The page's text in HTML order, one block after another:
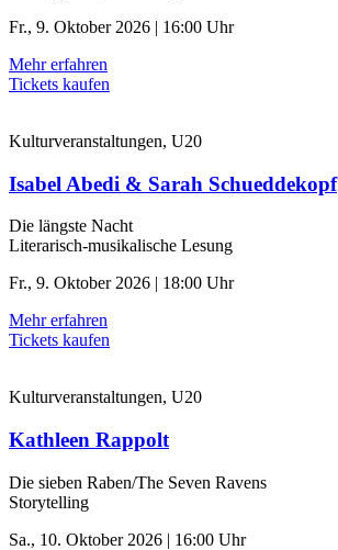
Fr., 9. Oktober 2026 | 16:00 Uhr
Mehr erfahren
Tickets kaufen
Kulturveranstaltungen, U20
Isabel Abedi & Sarah Schueddekopf
Die längste Nacht
Literarisch-musikalische Lesung
Fr., 9. Oktober 2026 | 18:00 Uhr
Mehr erfahren
Tickets kaufen
Kulturveranstaltungen, U20
Kathleen Rappolt
Die sieben Raben/The Seven Ravens
Storytelling
Sa., 10. Oktober 2026 | 16:00 Uhr